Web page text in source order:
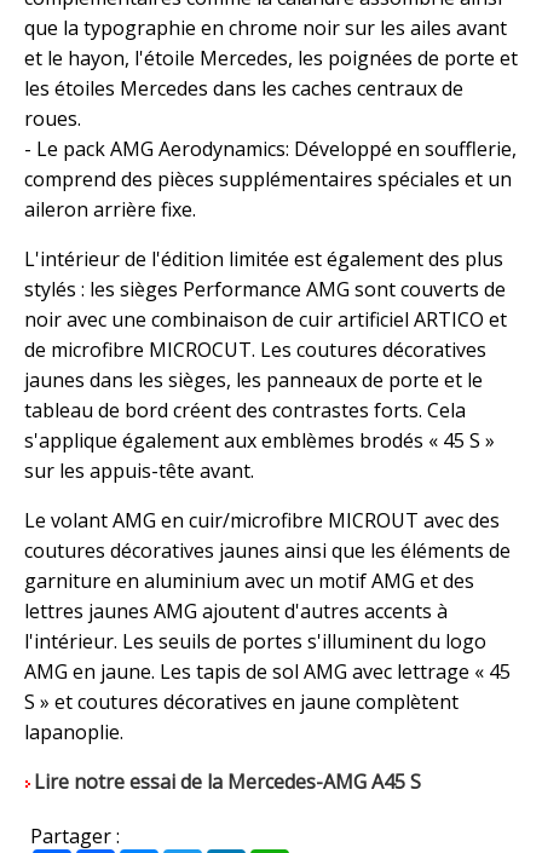
que la typographie en chrome noir sur les ailes avant
et le hayon, l'étoile Mercedes, les poignées de porte et
les étoiles Mercedes dans les caches centraux de
roues.
- Le pack AMG Aerodynamics: Développé en soufflerie,
comprend des pièces supplémentaires spéciales et un
aileron arrière fixe.
L'intérieur de l'édition limitée est également des plus
stylés : les sièges Performance AMG sont couverts de
noir avec une combinaison de cuir artificiel ARTICO et
de microfibre MICROCUT. Les coutures décoratives
jaunes dans les sièges, les panneaux de porte et le
tableau de bord créent des contrastes forts. Cela
s'applique également aux emblèmes brodés « 45 S »
sur les appuis-tête avant.
Le volant AMG en cuir/microfibre MICROUT avec des
coutures décoratives jaunes ainsi que les éléments de
garniture en aluminium avec un motif AMG et des
lettres jaunes AMG ajoutent d'autres accents à
l'intérieur. Les seuils de portes s'illuminent du logo
AMG en jaune. Les tapis de sol AMG avec lettrage « 45
S » et coutures décoratives en jaune complètent
lapanoplie.
Lire notre essai de la Mercedes-AMG A45 S
Partager :